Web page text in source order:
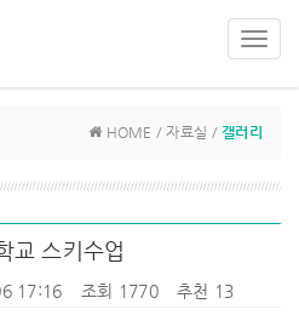
HOME / 자료실 /갤러리
교 스키수업
17:16 조회 1770 추천 13